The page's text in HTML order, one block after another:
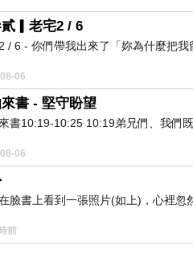
些精妙用了富有層次的複雜工藝
運用了色彩美學的彩繪裝潢
貳▎老宅2 / 6
/ 6 - 你們帶我出來了「妳為什麼把
06
書 - 堅守盼望
書10:19-10:25 10:19弟兄們、我們
06
臉書上看到一張照片(如上)，心裡忽
前